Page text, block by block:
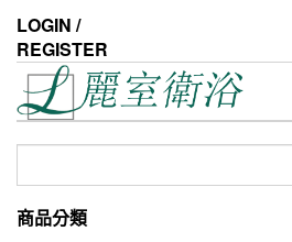
the
content
LOGIN /
REGISTER
鍵
商品分類